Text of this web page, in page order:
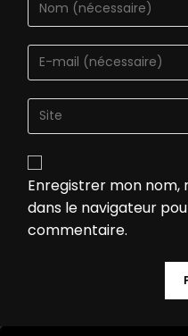
Enregistrer mon
dans le navigateur
commentaire.